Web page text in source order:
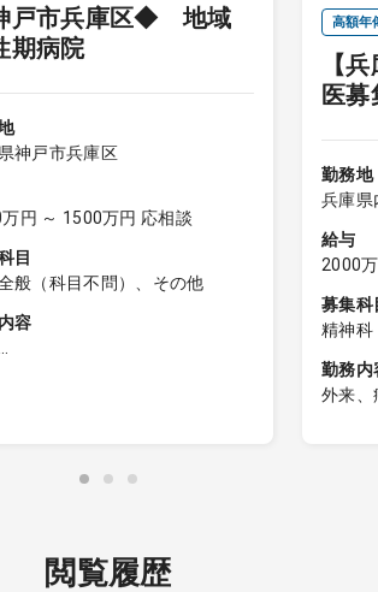
戸市兵庫区◆ 地域
期病院
神戸市兵庫区
円 ～ 1500万円 応相談
目
般（科目不問）、その他
容
高額年
【
医募
勤務地
兵庫県
給与
2000
募集科
精神科
勤務内
外来、
閲覧履歴